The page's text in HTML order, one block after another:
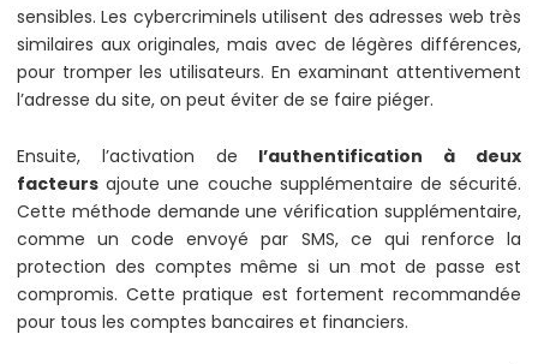
sensibles. Les cybercriminels utilisent des adresses web très
similaires aux originales, mais avec de légères différences,
pour tromper les utilisateurs. En examinant attentivement
l’adresse du site, on peut éviter de se faire piéger.
Ensuite, l’activation de l’authentification à deux
facteurs ajoute une couche supplémentaire de sécurité.
Cette méthode demande une vérification supplémentaire,
comme un code envoyé par SMS, ce qui renforce la
protection des comptes même si un mot de passe est
compromis. Cette pratique est fortement recommandée
pour tous les comptes bancaires et financiers.